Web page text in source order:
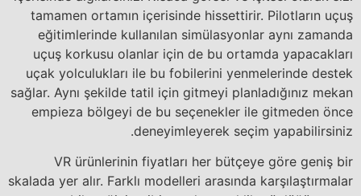
tamamen ortamın içerisinde hissettirir. Pilotların uçuş
eğitimlerinde kullanılan simülasyonlar aynı zamanda
uçuş korkusu olanlar için de bu ortamda yapacakları
uçak yolculukları ile bu fobilerini yenmelerinde destek
sağlar. Aynı şekilde tatil için gitmeyi planladığınız mekan
empieza bölgeyi de bu seçenekler ile gitmeden önce
deneyimleyerek seçim yapabilirsiniz.
VR ürünlerinin fiyatları her bütçeye göre geniş bir
skalada yer alır. Farklı modelleri arasında karşılaştırmalar